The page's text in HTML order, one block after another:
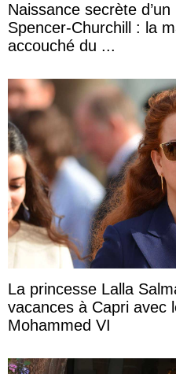
Naissance secrète
Spencer-Churchill : la
accouché du ...
La princesse Lalla
vacances à Capri avec
Mohammed VI